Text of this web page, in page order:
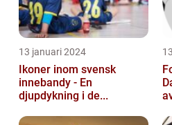
13 januari 2024
Ikoner inom svensk
innebandy - En
djupdykning i de...